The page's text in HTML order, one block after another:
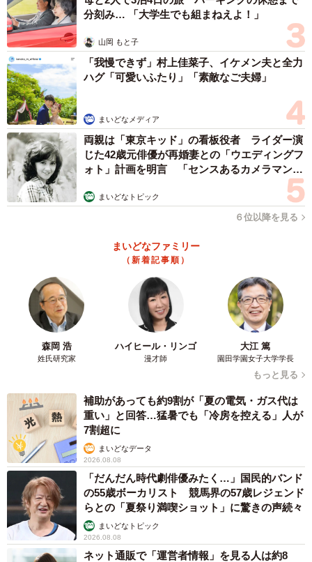
う？え？柴犬がカラスを押さえつけてる所？何で？と、不
思議に思いました。それからなんとなーく違和感があった
ので、拡大してみたら、閉じた目に気付き、…鳥！！と叫
びました（笑）。
鳥も娘も騙す気なんてサラサラなかったのに私が勝手に
騙されたのですが、同じように騙される人がいるハズ！と
思い、あえて普段自分の飼っている柴犬とラブラドールの
ことを呟くための犬アカに、アップしました（笑）。
──なるほど。みなさんすっかり騙されました。
「やっぱりね！」と思いました。柴犬のお尻を見慣れてい
る日本人だからこそ、刷り込みに近い捉え方をしてしまっ
たのかなと思います。しかし、リプをいくつも読んでいる
と、騙されようが人それぞれになってきて、非常に興味深
かったです。例えばコーギーのお尻派の人だったり、「写
真じゃなくてよくできた絵なんでしょ？」という人だった
一番興味深かったのは、鳥好きさんは一発で見抜くもし
くは鳥にしか見えなくて、柴犬に見えるまで苦労したと言
われたこと。人の脳は自分の見たいように見るらしいです
が、それは本当なんだなと実感できました。
分刻み… 「大学生でも組まねえよ！」
山岡 もと子
「我慢できず」村上佳菜子、イケメン夫と全力
ハグ「可愛いふたり」「素敵なご夫婦」
まいどなメディア
両親は「東京キッド」の看板役者 ライダー演
じた42歳元俳優が再婚妻との「ウエディングフ
ォト」計画を明言 「センスあるカメラマン求
まいどなトピック
６位以降を見る
まいどなファミリー
（新着記事順）
森岡 浩
姓氏研究家
ハイヒール・リンゴ
漫才師
大江 篤
園田学園女子大学学長
もっと見る
補助があっても約9割が「夏の電気・ガス代は
重い」と回答…猛暑でも「冷房を控える」人が
7割超に
まいどなデータ
2026.08.08
「だんだん時代劇俳優みたく…」国民的バンド
の55歳ボーカリスト 競馬界の57歳レジェンド
らとの「夏祭り満喫ショット」に驚きの声続々
まいどなトピック
2026.08.08
ネット通販で「運営者情報」を見る人は約8